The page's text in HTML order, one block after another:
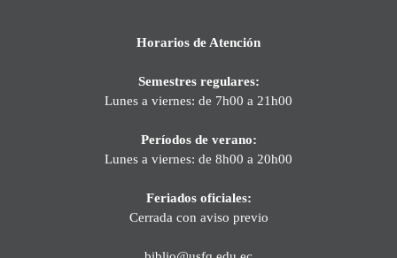
Horarios de Atención
Semestres regulares:
Lunes a viernes: de 7h00 a 21h00
Períodos de verano:
Lunes a viernes: de 8h00 a 20h00
Feriados oficiales:
Cerrada con aviso previo